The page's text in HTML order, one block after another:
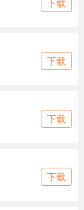
下载
下载
下载
下载